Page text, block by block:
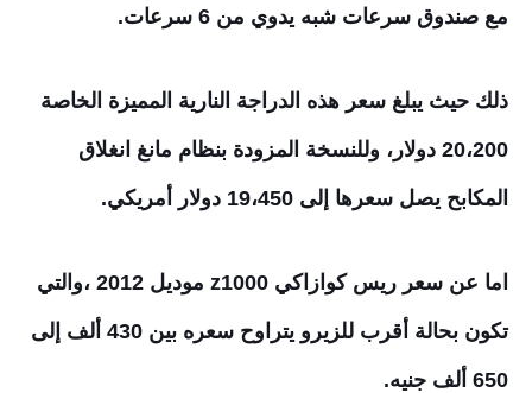
مع صندوق سرعات شبه يدوي من 6 سرعات.
ذلك حيث يبلغ سعر هذه الدراجة النارية المميزة الخاصة
20،200 دولار، وللنسخة المزودة بنظام مانغ انغلاق
المكابح يصل سعرها إلى 19،450 دولار أمريكي.
اما عن سعر ريس كوازاكي z1000 موديل 2012 ،والتي
تكون بحالة أقرب للزيرو يتراوح سعره بين 430 ألف إلى
650 ألف جنيه.